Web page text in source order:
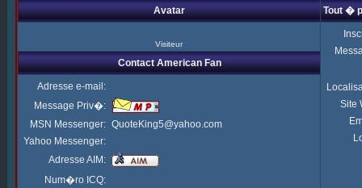
Avatar Tout �
Visiteur
Site
Contact American Fan
Adresse e-mail:
Message Priv�:
MSN Messenger: QuoteKing5@yahoo.com
Yahoo Messenger:
Adresse AIM:
Num�ro ICQ: